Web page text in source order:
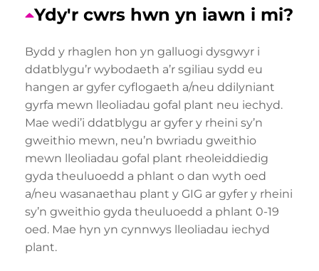
Ydy'r cwrs hwn yn iawn i mi?
Bydd y rhaglen hon yn galluogi dysgwyr i
ddatblygu’r wybodaeth a’r sgiliau sydd eu
hangen ar gyfer cyflogaeth a/neu ddilyniant
gyrfa mewn lleoliadau gofal plant neu iechyd.
Mae wedi’i ddatblygu ar gyfer y rheini sy’n
gweithio mewn, neu’n bwriadu gweithio
mewn lleoliadau gofal plant rheoleiddiedig
gyda theuluoedd a phlant o dan wyth oed
a/neu wasanaethau plant y GIG ar gyfer y rheini
sy’n gweithio gyda theuluoedd a phlant 0-19
oed. Mae hyn yn cynnwys lleoliadau iechyd
plant.